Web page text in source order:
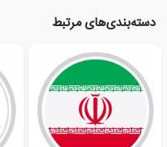
دسته‌بندی‌های مرتبط